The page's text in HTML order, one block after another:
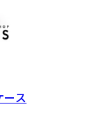
ス